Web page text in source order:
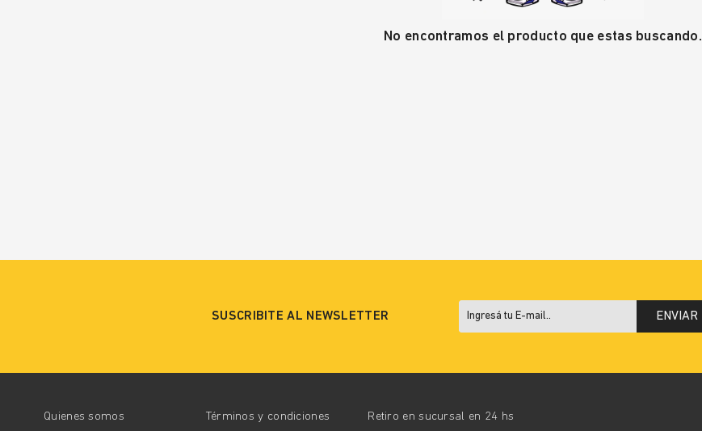
No encontramos el producto que estas buscando.
SUSCRIBITE AL NEWSLETTER ENVIAR
Quienes somos Términos y condiciones Retiro en sucursal en 24 hs